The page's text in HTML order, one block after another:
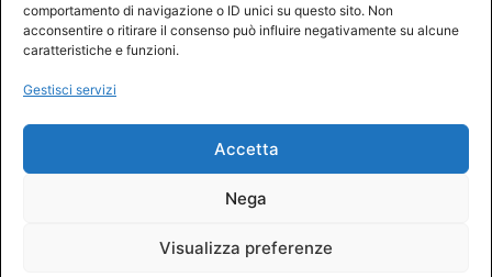
comportamento di navigazione o ID unici su questo sito. Non
acconsentire o ritirare il consenso può influire negativamente su alcune
caratteristiche e funzioni.
Gestisci servizi
Accetta
Nega
Visualizza preferenze